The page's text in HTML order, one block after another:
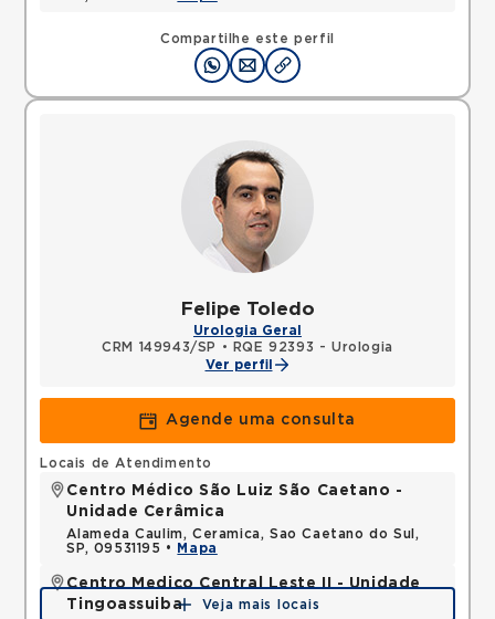
Compartilhe este perfil
Felipe Toledo
Urologia Geral
CRM 149943/SP
•
RQE 92393 - Urologia
Ver perfil
Agende uma consulta
Locais de Atendimento
Centro Médico São Luiz São Caetano -
Unidade Cerâmica
Alameda Caulim, Ceramica, Sao Caetano do Sul,
SP, 09531195 •
Mapa
Centro Medico Central Leste II - Unidade
Tingoassuiba
Veja mais locais